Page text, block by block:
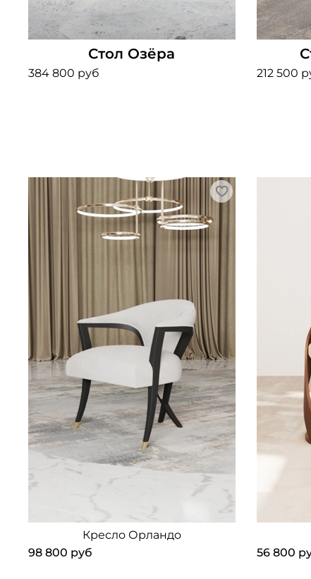
Стол Озёра
384 800 руб 212 500
Кресло Орландо
98 800 руб
56 800